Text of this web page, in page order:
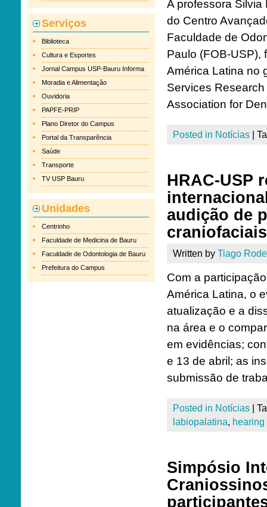
Serviços
Biblioteca
Cultura e Esportes
Jornal Campus USP-Bauru Informa
Moradia e Alimentação
Ouvidoria
PAPFE-PRIP
Plano Diretor do Campus
Portal da Transparência
Saúde
Transporte
TV USP Bauru
Unidades
Centrinho
Faculdade de Medicina de Bauru
Faculdade de Odontologia de Bauru
Prefeitura do Campus
A professora
do Centro
Faculdade de
Paulo (FOB-USP),
América Latina no
Services
Association for
Posted in Notícias
HRAC-USP
audição de
Written by Tiago
Com a
América Latina, o
atualização e a
na área e o
em evidências;
e 13 de abril; as
submissão de
Posted in Notícias
labiopalatina, hearing
Simpósio